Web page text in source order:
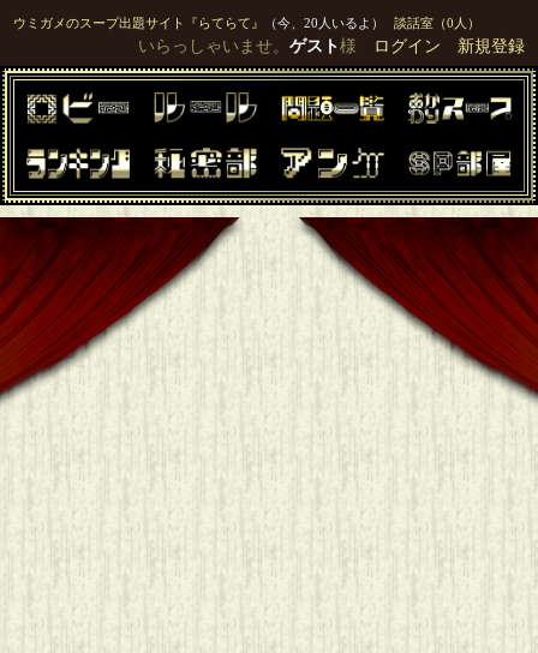
ウミガメのスープ出題サイト『らてらて』 （今、20人いるよ） 談話室（0人）
いらっしゃいませ。 ゲスト様 ログイン 新規登録